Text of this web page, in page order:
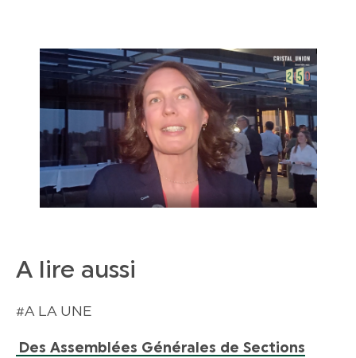
A lire aussi
#A LA UNE
Des Assemblées Générales de Sections